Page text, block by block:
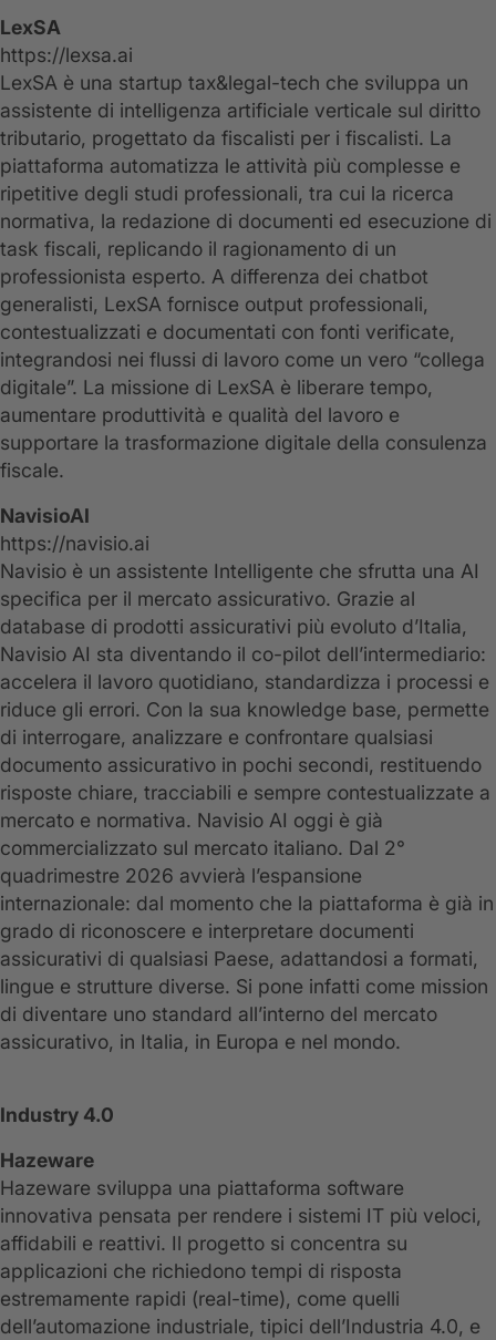
LexSA
https://lexsa.ai
LexSA è una startup tax&legal-tech che sviluppa un
assistente di intelligenza artificiale verticale sul diritto
tributario, progettato da fiscalisti per i fiscalisti. La
piattaforma automatizza le attività più complesse e
ripetitive degli studi professionali, tra cui la ricerca
normativa, la redazione di documenti ed esecuzione di
task fiscali, replicando il ragionamento di un
professionista esperto. A differenza dei chatbot
generalisti, LexSA fornisce output professionali,
contestualizzati e documentati con fonti verificate,
integrandosi nei flussi di lavoro come un vero “collega
digitale”. La missione di LexSA è liberare tempo,
aumentare produttività e qualità del lavoro e
supportare la trasformazione digitale della consulenza
fiscale.
NavisioAI
https://navisio.ai
Navisio è un assistente Intelligente che sfrutta una AI
specifica per il mercato assicurativo. Grazie al
database di prodotti assicurativi più evoluto d’Italia,
Navisio AI sta diventando il co-pilot dell’intermediario:
accelera il lavoro quotidiano, standardizza i processi e
riduce gli errori. Con la sua knowledge base, permette
di interrogare, analizzare e confrontare qualsiasi
documento assicurativo in pochi secondi, restituendo
risposte chiare, tracciabili e sempre contestualizzate a
mercato e normativa. Navisio AI oggi è già
commercializzato sul mercato italiano. Dal 2°
quadrimestre 2026 avvierà l’espansione
internazionale: dal momento che la piattaforma è già in
grado di riconoscere e interpretare documenti
assicurativi di qualsiasi Paese, adattandosi a formati,
lingue e strutture diverse. Si pone infatti come mission
di diventare uno standard all’interno del mercato
assicurativo, in Italia, in Europa e nel mondo.
Industry 4.0
Hazeware
Hazeware sviluppa una piattaforma software
innovativa pensata per rendere i sistemi IT più veloci,
affidabili e reattivi. Il progetto si concentra su
applicazioni che richiedono tempi di risposta
estremamente rapidi (real-time), come quelli
dell’automazione industriale, tipici dell’Industria 4.0, e